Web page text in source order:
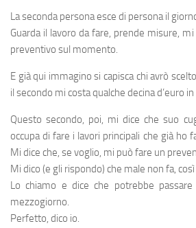
La seconda persona esce di persona il
Guarda il lavoro da fare, prende misure,
preventivo sul momento.
E già qui immagino si capisca chi avrò
il secondo mi costa qualche decina d’euro
Questo secondo, poi, mi dice che suo
occupa di fare i lavori principali che già ho
Mi dice che, se voglio, mi può fare un
Mi dico (e gli rispondo) che male non fa,
Lo chiamo e dice che potrebbe
mezzogiorno.
Perfetto, dico io.